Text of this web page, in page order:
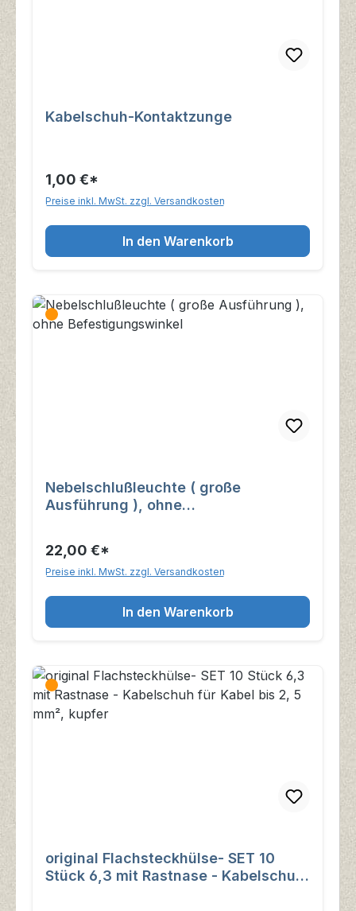
Kabelschuh-Kontaktzunge
1,00 €*
Preise inkl. MwSt. zzgl. Versandkosten
In den Warenkorb
Nebelschlußleuchte ( große
Ausführung ), ohne
22,00 €*
Preise inkl. MwSt. zzgl. Versandkosten
In den Warenkorb
original Flachsteckhülse- SET 10
Stück 6,3 mit Rastnase - Kabelschuh